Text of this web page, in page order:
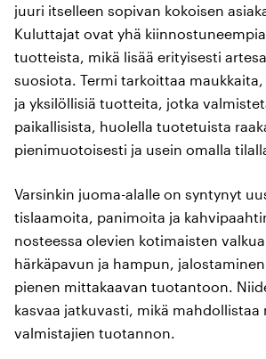
juuri itselleen sopivan kokoisen
Kuluttajat ovat yhä
tuotteista, mikä lisää erityisesti
suosiota. Termi tarkoittaa
ja yksilöllisiä tuotteita, jotka
paikallisista, huolella tuotetuista
pienimuotoisesti ja usein omalla
Varsinkin juoma-alalle on syntynyt
tislaamoita, panimoita ja
nosteessa olevien kotimaisten
härkäpavun ja hampun,
pienen mittakaavan tuotantoon.
kasvaa jatkuvasti, mikä mahdollistaa
valmistajien tuotannon.